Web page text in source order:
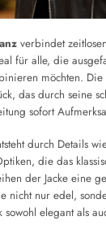
verbindet
für alle, die
möchten.
das durch seine
sofort
durch Details
die das
der Jacke eine
nicht nur edel,
sowohl elegant als